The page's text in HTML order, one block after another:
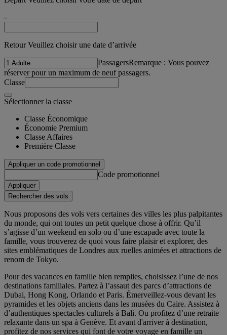
-
Retour Veuillez choisir une date d’arrivée
PassagersRemarque : Vous pouvez
réserver pour un maximum de neuf passagers.
Classe
Sélectionner la classe
Classe Économique
Économie Premium
Classe Affaires
Première Classe
Appliquer un code promotionnel
Code promotionnel
Appliquer
Rechercher des vols
Nous proposons des vols vers certaines des villes les plus palpitantes
du monde, qui ont toutes un petit quelque chose à offrir. Qu’il
s’agisse d’un weekend en solo ou d’une escapade avec toute la
famille, vous trouverez de quoi vous faire plaisir et explorer, des
sites emblématiques de Londres aux ruelles animées et attractions de
renom de Tokyo.
Pour des vacances en famille bien remplies, choisissez l’une de nos
destinations familiales. Partez à l’assaut des parcs d’attractions de
Dubai, Hong Kong, Orlando et Paris. Émerveillez-vous devant les
pyramides et les objets anciens dans les musées du Caire. Assistez à
d’authentiques spectacles culturels à Bali. Ou profitez d’une retraite
relaxante dans un spa à Genève. Et avant d'arriver à destination,
profitez de nos services qui font de votre voyage en famille un